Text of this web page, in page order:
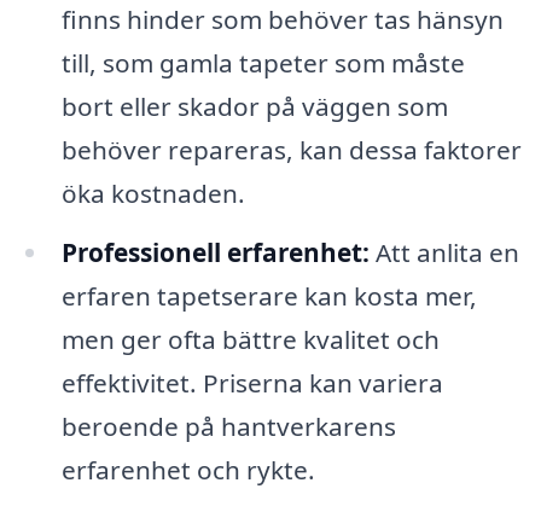
finns hinder som behöver tas hänsyn
till, som gamla tapeter som måste
bort eller skador på väggen som
behöver repareras, kan dessa faktorer
öka kostnaden.
Professionell erfarenhet: Att anlita en
erfaren tapetserare kan kosta mer,
men ger ofta bättre kvalitet och
effektivitet. Priserna kan variera
beroende på hantverkarens
erfarenhet och rykte.